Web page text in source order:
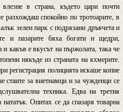
в страна, където цари почти
спокойно по тротоарите, в
зелен парк с подрязани дръвчета и
и пазарите бяха богати и щедри,
какъв е вкусът на пържолата, така че
някъде из страната на кхмерите.
регистрация полицията искаше копие
стаите за виетнамци и за чужденци се
техника. Едва на третия
Опитах се да спазаря товарна